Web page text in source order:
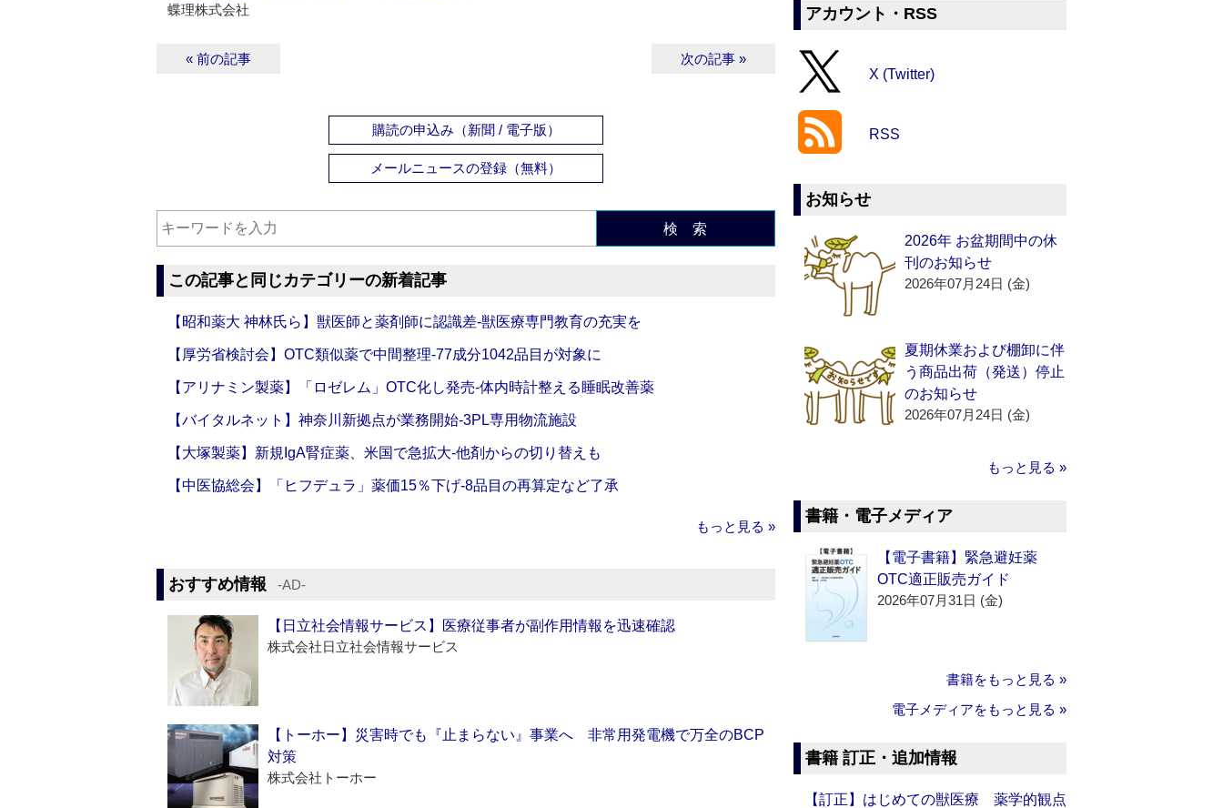
蝶理株式会社
« 前の記事 次の記事 »
購読の申込み（新聞 / 電子版）
メールニュースの登録（無料）
検 索
この記事と同じカテゴリーの新着記事
【昭和薬大 神林氏ら】獣医師と薬剤師に認識差‐獣医療専門教育の充実を
【厚労省検討会】OTC類似薬で中間整理‐77成分1042品目が対象に
【アリナミン製薬】「ロゼレム」OTC化し発売‐体内時計整える睡眠改善薬
【バイタルネット】神奈川新拠点が業務開始‐3PL専用物流施設
【大塚製薬】新規IgA腎症薬、米国で急拡大‐他剤からの切り替えも
【中医協総会】「ヒフデュラ」薬価15％下げ‐8品目の再算定など了承
もっと見る »
おすすめ情報 ‐AD‐
【日立社会情報サービス】医療従事者が副作用情報を迅速確認
株式会社日立社会情報サービス
【トーホー】災害時でも『止まらない』事業へ 非常用発電機で万全のBCP
対策
株式会社トーホー
アカウント・RSS
X (Twitter)
RSS
お知らせ
2026年 お盆期間中の休
刊のお知らせ
2026年07月24日 (金)
夏期休業および棚卸に伴
う商品出荷（発送）停止
のお知らせ
2026年07月24日 (金)
もっと見る »
書籍・電子メディア
【電子書籍】緊急避妊薬
OTC適正販売ガイド
2026年07月31日 (金)
書籍をもっと見る »
電子メディアをもっと見る »
書籍 訂正・追加情報
【訂正】はじめての獣医療 薬学的観点